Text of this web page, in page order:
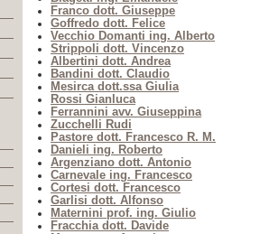
Franco dott. Giuseppe
Goffredo dott. Felice
Vecchio Domanti ing. Alberto
Strippoli dott. Vincenzo
Albertini dott. Andrea
Bandini dott. Claudio
Mesirca dott.ssa Giulia
Rossi Gianluca
Ferrannini avv. Giuseppina
Zucchelli Rudi
Pastore dott. Francesco R. M.
Danieli ing. Roberto
Argenziano dott. Antonio
Carnevale ing. Francesco
Cortesi dott. Francesco
Garlisi dott. Alfonso
Maternini prof. ing. Giulio
Fracchia dott. Davide